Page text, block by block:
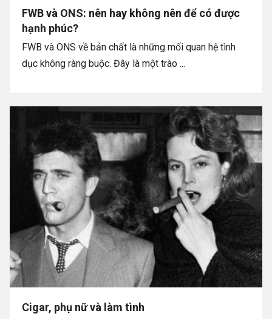
FWB và ONS: nên hay không nên để có được
hạnh phúc?
FWB và ONS về bản chất là những mối quan hệ tình
dục không ràng buộc. Đây là một trào ...
Cigar, phụ nữ và làm tình